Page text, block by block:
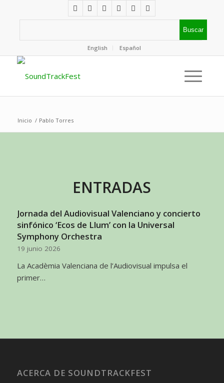
English Español
Inicio / Pablo Torres
ENTRADAS
Jornada del Audiovisual Valenciano y concierto
sinfónico ‘Ecos de Llum’ con la Universal
Symphony Orchestra
19 junio 2026
La Acadèmia Valenciana de l’Audiovisual impulsa el
primer…
ACERCA DE SOUNDTRACKFEST